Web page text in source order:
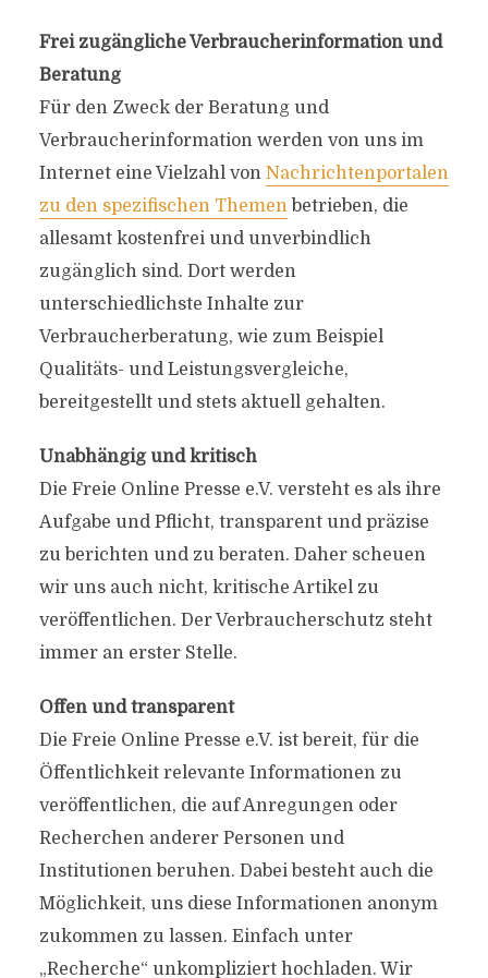
Frei zugängliche Verbraucherinformation und
Beratung
Für den Zweck der Beratung und
Verbraucherinformation werden von uns im
Internet eine Vielzahl von Nachrichtenportalen
zu den spezifischen Themenbetrieben, die
allesamt kostenfrei und unverbindlich
zugänglich sind. Dort werden
unterschiedlichste Inhalte zur
Verbraucherberatung, wie zum Beispiel
Qualitäts- und Leistungsvergleiche,
bereitgestellt und stets aktuell gehalten.
Unabhängig und kritisch
Die Freie Online Presse e.V. versteht es als ihre
Aufgabe und Pflicht, transparent und präzise
zu berichten und zu beraten. Daher scheuen
wir uns auch nicht, kritische Artikel zu
veröffentlichen. Der Verbraucherschutz steht
immer an erster Stelle.
Offen und transparent
Die Freie Online Presse e.V. ist bereit, für die
Öffentlichkeit relevante Informationen zu
veröffentlichen, die auf Anregungen oder
Recherchen anderer Personen und
Institutionen beruhen. Dabei besteht auch die
Möglichkeit, uns diese Informationen anonym
zukommen zu lassen. Einfach unter
„Recherche“ unkompliziert hochladen. Wir